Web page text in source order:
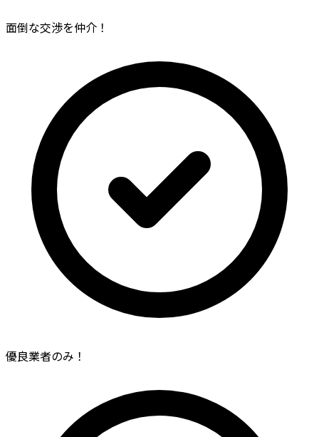
面倒な交渉を仲介！
優良業者のみ！